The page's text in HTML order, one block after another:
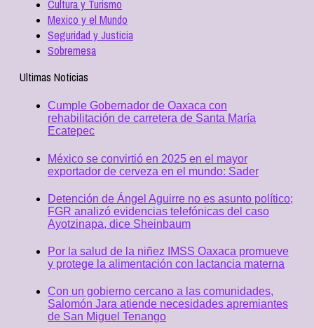
Cultura y Turismo
Mexico y el Mundo
Seguridad y Justicia
Sobremesa
Ultimas Noticias
Cumple Gobernador de Oaxaca con
rehabilitación de carretera de Santa María
Ecatepec
México se convirtió en 2025 en el mayor
exportador de cerveza en el mundo: Sader
Detención de Ángel Aguirre no es asunto político;
FGR analizó evidencias telefónicas del caso
Ayotzinapa, dice Sheinbaum
Por la salud de la niñez IMSS Oaxaca promueve
y protege la alimentación con lactancia materna
Con un gobierno cercano a las comunidades,
Salomón Jara atiende necesidades apremiantes
de San Miguel Tenango